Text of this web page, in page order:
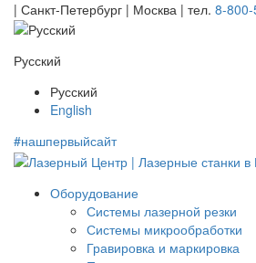
| Санкт-Петербург | Москва | тел. 8-
Русский
Русский
English
#нашпервыйсайт
Оборудование
Системы лазерной резки
Системы микрообработки
Гравировка и маркировка